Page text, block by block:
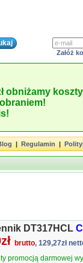
Załóż
obniżamy
|Regulamin|
DT317HCL
brutto, 129,27zł
promocją darmowej